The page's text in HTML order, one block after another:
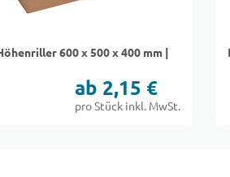
600 x 500 x 400 mm |
ab 2,15 €
pro Stück inkl. MwSt.